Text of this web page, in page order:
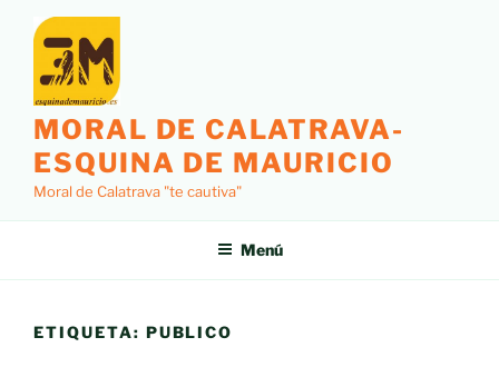
contenido
MORAL DE CALATRAVA-
ESQUINA DE MAURICIO
Moral de Calatrava "te cautiva"
Menú
ETIQUETA: PUBLICO